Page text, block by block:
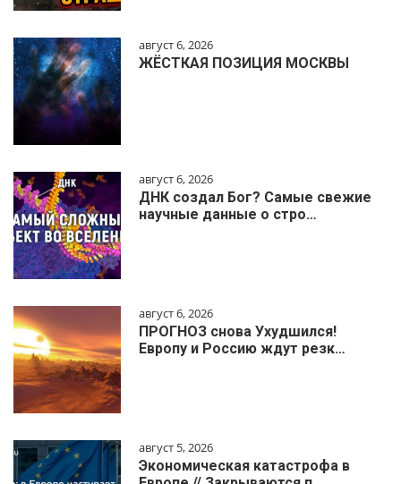
август 6, 2026
ЖЁСТКАЯ ПОЗИЦИЯ МОСКВЫ
август 6, 2026
ДНК создал Бог? Самые свежие
научные данные о стро…
август 6, 2026
ПРОГНОЗ снова Ухудшился!
Европу и Россию ждут резк…
август 5, 2026
Экономическая катастрофа в